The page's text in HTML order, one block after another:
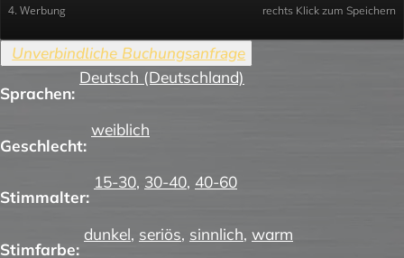
4. Werbung rechts Klick zum Speichern
Sprachen:
Deutsch (Deutschland)
Geschlecht:
weiblich
Stimmalter:
15-30, 30-40, 40-60
Stimfarbe:
dunkel, seriös, sinnlich, warm